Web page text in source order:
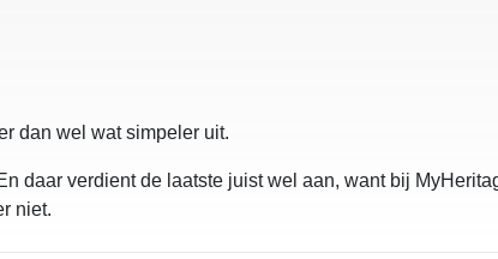
dan wel wat simpeler uit.
daar verdient de laatste juist wel aan, want bij
niet.